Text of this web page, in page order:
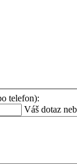
telefon):
Váš dotaz